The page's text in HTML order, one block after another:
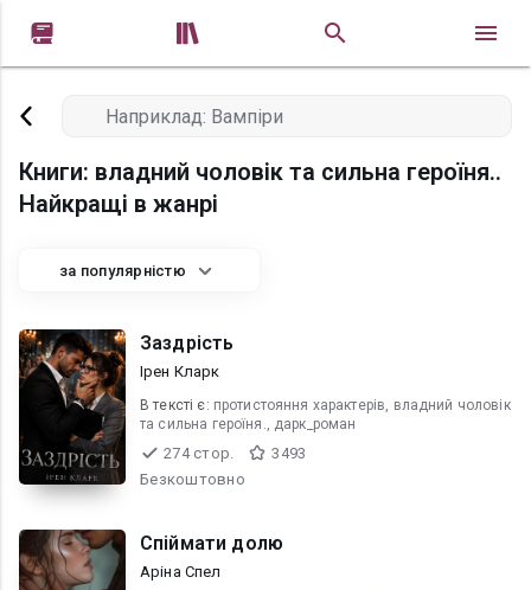
 
Книги: владний чоловік та сильна героїня..
Найкращі в жанрі
за популярністю
Заздрість
Ірен Кларк
В текcті є: протистояння характерів, владний чоловік
та сильна героїня., дарк_роман
274 стор.
3493
Безкоштовно
Спіймати долю
Аріна Спел